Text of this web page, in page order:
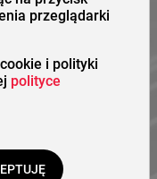
przeglądarki
i polityki
polityce